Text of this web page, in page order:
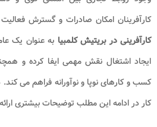
کارآفرینان امکان صادرات و گسترش
کارآفرینی در بریتیش کلمبیا به عنوان یک
ایجاد اشتغال نقش مهمی ایفا کرده و
کسب و کارهای نوپا و نوآورانه فراهم می‌ کند.
کار در ادامه این مطلب توضیحات بیشتری